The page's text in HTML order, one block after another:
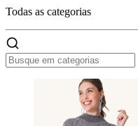
Todas as categorias